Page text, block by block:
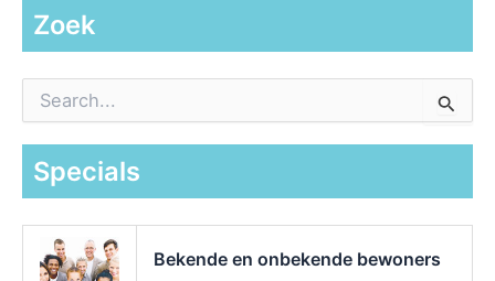
Zoek
a
Specials
Bekende en onbekende bewoners